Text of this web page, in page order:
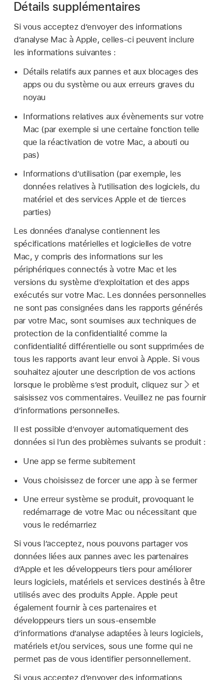
Détails supplémentaires
Si vous acceptez d’envoyer des informations
d’analyse Mac à Apple, celles-ci peuvent inclure
les informations suivantes :
Détails relatifs aux pannes et aux blocages des
apps ou du système ou aux erreurs graves du
noyau
Informations relatives aux évènements sur votre
Mac (par exemple si une certaine fonction telle
que la réactivation de votre Mac, a abouti ou
pas)
Informations d’utilisation (par exemple, les
données relatives à l’utilisation des logiciels, du
matériel et des services Apple et de tierces
parties)
Les données d’analyse contiennent les
spécifications matérielles et logicielles de votre
Mac, y compris des informations sur les
périphériques connectés à votre Mac et les
versions du système d’exploitation et des apps
exécutés sur votre Mac. Les données personnelles
ne sont pas consignées dans les rapports générés
par votre Mac, sont soumises aux techniques de
protection de la confidentialité comme la
confidentialité différentielle ou sont supprimées de
tous les rapports avant leur envoi à Apple. Si vous
souhaitez ajouter une description de vos actions
lorsque le problème s’est produit, cliquez sur
et
saisissez vos commentaires. Veuillez ne pas fournir
d’informations personnelles.
Il est possible d’envoyer automatiquement des
données si l’un des problèmes suivants se produit :
Une app se ferme subitement
Vous choisissez de forcer une app à se fermer
Une erreur système se produit, provoquant le
redémarrage de votre Mac ou nécessitant que
vous le redémarriez
Si vous l’acceptez, nous pouvons partager vos
données liées aux pannes avec les partenaires
d’Apple et les développeurs tiers pour améliorer
leurs logiciels, matériels et services destinés à être
utilisés avec des produits Apple. Apple peut
également fournir à ces partenaires et
développeurs tiers un sous-ensemble
d’informations d’analyse adaptées à leurs logiciels,
matériels et/ou services, sous une forme qui ne
permet pas de vous identifier personnellement.
Si vous acceptez d’envoyer des informations